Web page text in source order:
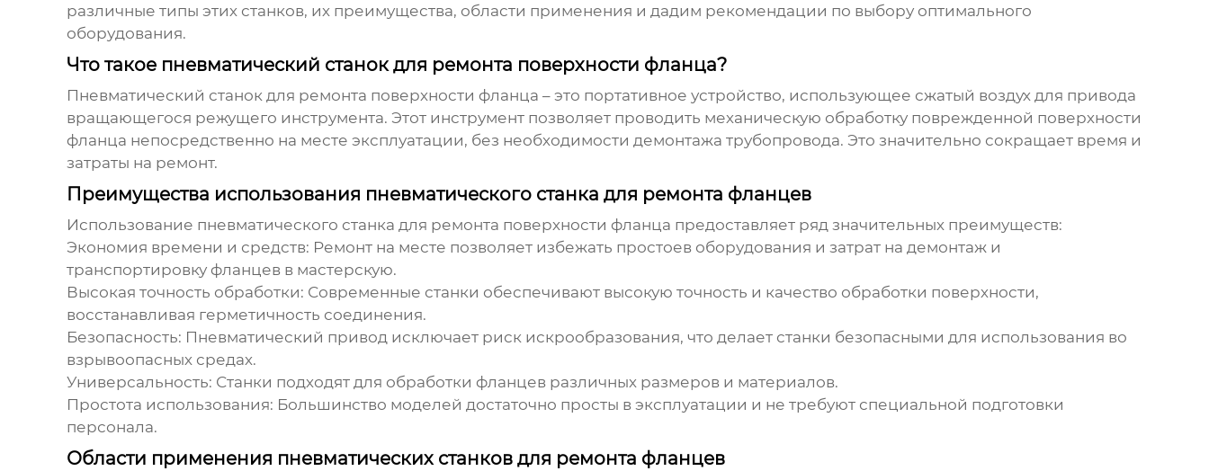
различные типы этих станков, их преимущества, области применения и дадим рекомендации по выбору оптимального
оборудования.
Что такое пневматический станок для ремонта поверхности фланца?
Пневматический станок для ремонта поверхности фланца – это портативное устройство, использующее сжатый воздух для привода
вращающегося режущего инструмента. Этот инструмент позволяет проводить механическую обработку поврежденной поверхности
фланца непосредственно на месте эксплуатации, без необходимости демонтажа трубопровода. Это значительно сокращает время и
затраты на ремонт.
Преимущества использования пневматического станка для ремонта фланцев
Использование пневматического станка для ремонта поверхности фланца предоставляет ряд значительных преимуществ:
Экономия времени и средств: Ремонт на месте позволяет избежать простоев оборудования и затрат на демонтаж и
транспортировку фланцев в мастерскую.
Высокая точность обработки: Современные станки обеспечивают высокую точность и качество обработки поверхности,
восстанавливая герметичность соединения.
Безопасность: Пневматический привод исключает риск искрообразования, что делает станки безопасными для использования во
взрывоопасных средах.
Универсальность: Станки подходят для обработки фланцев различных размеров и материалов.
Простота использования: Большинство моделей достаточно просты в эксплуатации и не требуют специальной подготовки
персонала.
Области применения пневматических станков для ремонта фланцев